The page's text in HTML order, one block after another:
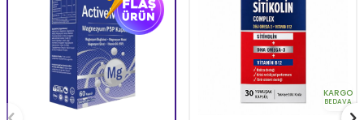
KARGO
BEDAVA